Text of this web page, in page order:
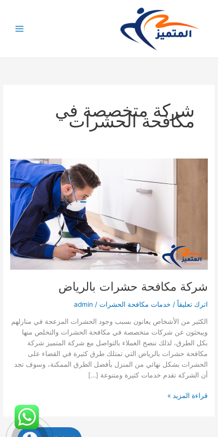
المحتوى
شركة متخصصة في
مكافحة الحشرات
شركة مكافحة حشرات بالرياض
اترك تعليقاً / خدمات مكافحة الحشرات /
admin
الكثير من الأشخاص يعانون بسبب وجود الحشرات المزعجة في منازلهم
ويبحثون عن شركات متخصصة في مكافحة الحشرات والتخلص منها
بكل الطرق، لذلك ننصح العملاء بالتواصل مع شركة المتميز شركة
مكافحة حشرات بالرياض التي تمتلك طرق كثيرة في القضاء على
الحشرات بشكل نهائي من المنزل بأفضل الطرق الممكنة، وسوف تجد
أن الشركة تقدم خدمات كثيرة ومتنوعة […]
شركة
قراءة المزيد »